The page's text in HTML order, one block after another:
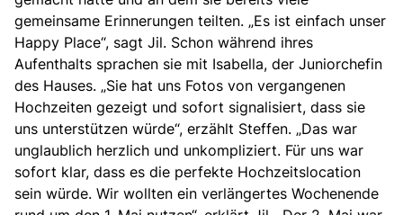
gemeinsame Erinnerungen teilten. „Es ist einfach unser
Happy Place“, sagt Jil. Schon während ihres
Aufenthalts sprachen sie mit Isabella, der Juniorchefin
des Hauses. „Sie hat uns Fotos von vergangenen
Hochzeiten gezeigt und sofort signalisiert, dass sie
uns unterstützen würde“, erzählt Steffen. „Das war
unglaublich herzlich und unkompliziert. Für uns war
sofort klar, dass es die perfekte Hochzeitslocation
sein würde. Wir wollten ein verlängertes Wochenende